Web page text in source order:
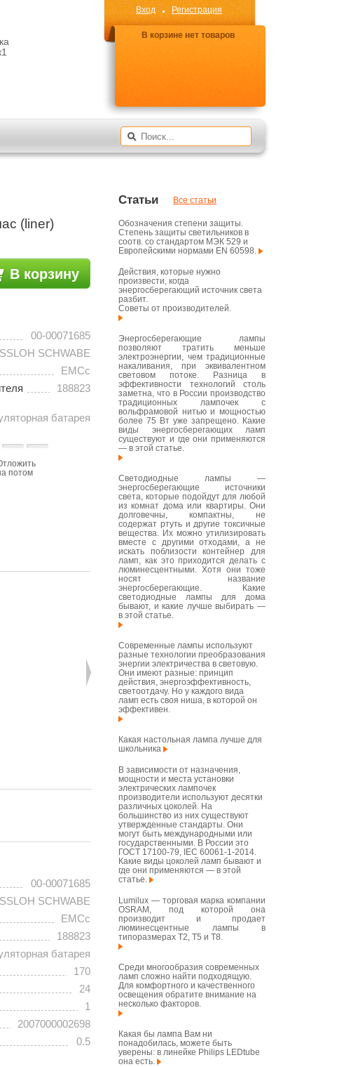
Вход Регистрация
В корзине нет товаров
(liner)
В корзину
00-00071685
SCHWABE
EMCc
188823
батарея
потом
00-00071685
SCHWABE
EMCc
188823
батарея
170
24
1
2007000002698
0.5
Статьи Все статьи
Обозначения степени защиты.
Степень защиты светильников в
соотв. со стандартом МЭК 529 и
Европейскими нормами EN 60598.
Действия, которые нужно
произвести, когда
энергосберегающий источник света
разбит.
Советы от производителей.
Энергосберегающие лампы
позволяют тратить меньше
электроэнергии, чем традиционные
накаливания, при эквивалентном
световом потоке. Разница в
эффективности технологий столь
заметна, что в России производство
традиционных лампочек с
вольфрамовой нитью и мощностью
более 75 Вт уже запрещено. Какие
виды энергосберегающих ламп
существуют и где они применяются
— в этой статье.
Светодиодные лампы —
энергосберегающие источники
света, которые подойдут для любой
из комнат дома или квартиры. Они
долговечны, компактны, не
содержат ртуть и другие токсичные
вещества. Их можно утилизировать
вместе с другими отходами, а не
искать поблизости контейнер для
ламп, как это приходится делать с
люминесцентными. Хотя они тоже
носят название
энергосберегающие. Какие
светодиодные лампы для дома
бывают, и какие лучше выбирать —
в этой статье.
Современные лампы используют
разные технологии преобразования
энергии электричества в световую.
Они имеют разные: принцип
действия, энергоэффективность,
светоотдачу. Но у каждого вида
ламп есть своя ниша, в которой он
эффективен.
Какая настольная лампа лучше для
школьника
В зависимости от назначения,
мощности и места установки
электрических лампочек
производители используют десятки
различных цоколей. На
большинство из них существуют
утвержденные стандарты. Они
могут быть международными или
государственными. В России это
ГОСТ 17100-79, IEC 60061-1-2014.
Какие виды цоколей ламп бывают и
где они применяются — в этой
статье.
Lumilux — торговая марка компании
OSRAM, под которой она
производит и продает
люминесцентные лампы в
типоразмерах T2, T5 и T8.
Среди многообразия современных
ламп сложно найти подходящую.
Для комфортного и качественного
освещения обратите внимание на
несколько факторов.
Какая бы лампа Вам ни
понадобилась, можете быть
уверены: в линейке Philips LEDtube
она есть.